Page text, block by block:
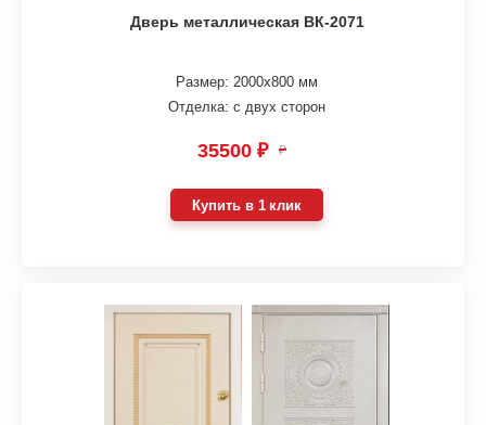
Дверь металлическая ВК-2071
Размер: 2000х800 мм
Отделка: с двух сторон
35500 ₽ ₽
Купить в 1 клик